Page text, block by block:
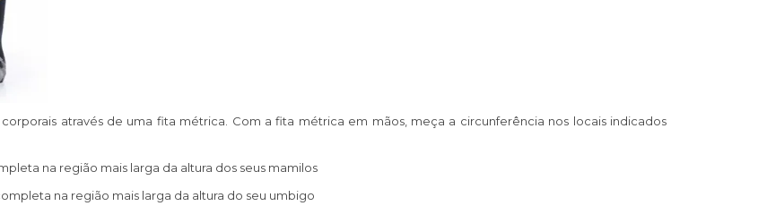
através de uma fita métrica. Com a fita métrica em mãos, meça a circunferência nos locais indicados
na região mais larga da altura dos seus mamilos
na região mais larga da altura do seu umbigo